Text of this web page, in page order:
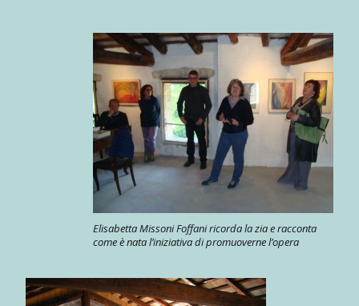
Elisabetta Missoni Foffani ricorda la zia e racconta
come è nata l’iniziativa di promuoverne l’opera